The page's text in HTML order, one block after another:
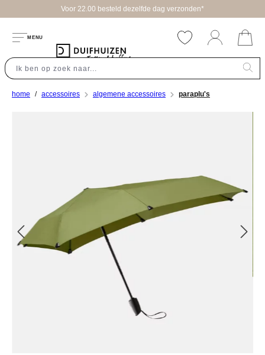
Voor 22.00 besteld dezelfde dag verzonden*
MENU
home accessoires algemene accessoires paraplu's